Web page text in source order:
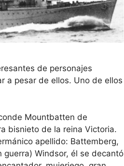
de personajes
a pesar de ellos. Uno de ellos
Mountbatten de
bisnieto de la reina Victoria.
apellido: Battemberg,
Windsor, él se decantó